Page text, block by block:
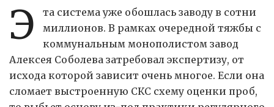
Э
та система уже обошлась заводу в сотни
миллионов. В рамках очередной тяжбы с
коммунальным монополистом завод
Алексея Соболева затребовал экспертизу, от
исхода которой зависит очень многое. Если она
сломает выстроенную СКС схему оценки проб,